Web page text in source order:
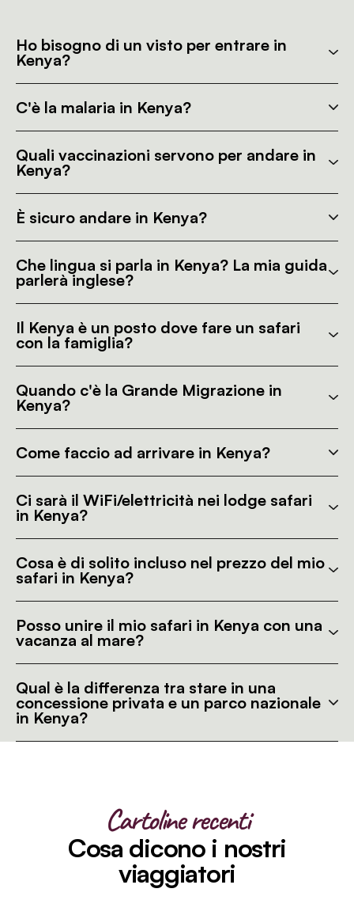
Ho bisogno di un visto per entrare in
Kenya?
C'è la malaria in Kenya?
Quali vaccinazioni servono per andare in
Kenya?
È sicuro andare in Kenya?
Che lingua si parla in Kenya? La mia guida
parlerà inglese?
Il Kenya è un posto dove fare un safari
con la famiglia?
Quando c'è la Grande Migrazione in
Kenya?
Come faccio ad arrivare in Kenya?
Ci sarà il WiFi/elettricità nei lodge safari
in Kenya?
Cosa è di solito incluso nel prezzo del mio
safari in Kenya?
Posso unire il mio safari in Kenya con una
vacanza al mare?
Qual è la differenza tra stare in una
concessione privata e un parco nazionale
in Kenya?
Cartoline recenti
Cosa dicono i nostri
viaggiatori